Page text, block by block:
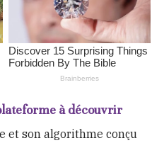
à découvrir
et son algorithme conçu